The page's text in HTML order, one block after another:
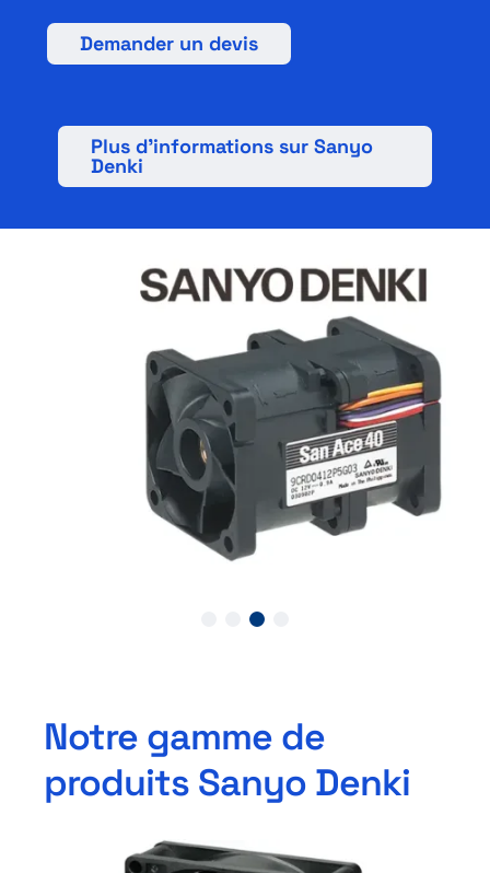
Demander un devis
Plus d’informations sur Sanyo
Denki
Notre gamme de
produits Sanyo Denki